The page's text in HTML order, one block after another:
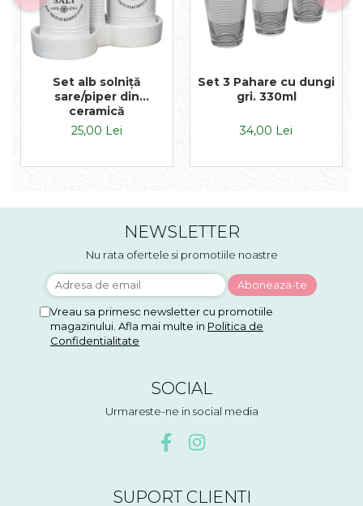
Set alb solniță
sare/piper din
ceramică
25,00 Lei
Set 3 Pahare cu dungi
gri. 330ml
34,00 Lei
NEWSLETTER
Nu rata ofertele si promotiile noastre
Vreau sa primesc newsletter cu promotiile
magazinului. Afla mai multe in Politica de
Confidentialitate
SOCIAL
Urmareste-ne in social media
SUPORT CLIENTI